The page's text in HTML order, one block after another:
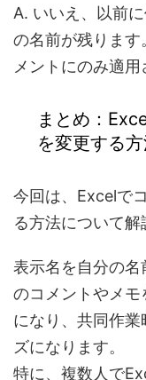
A. いいえ、以前
の名前が残ります
メントにのみ適用
まとめ：
を変更する
今回は、 Excelで
る方法について解
表示名を自分の名
のコメントやメモ
になり、共同作
ズになります。
特に、複数人で